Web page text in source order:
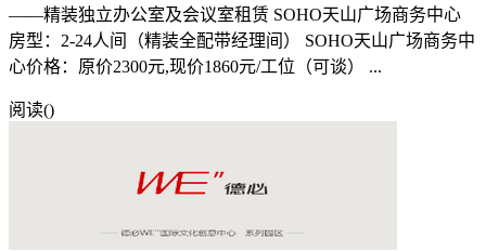
——精装独立办公室及会议室租赁 SOHO天山广场商务中心
房型：2-24人间（精装全配带经理间） SOHO天山广场商务中
心价格：原价2300元,现价1860元/工位（可谈） ...
阅读()